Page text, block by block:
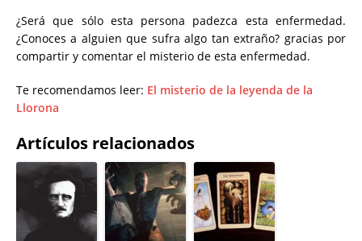
¿Será que sólo esta persona padezca esta enfermedad.
¿Conoces a alguien que sufra algo tan extraño? gracias por
compartir y comentar el misterio de esta enfermedad.
Te recomendamos leer: El misterio de la leyenda de la
Llorona
Artículos relacionados